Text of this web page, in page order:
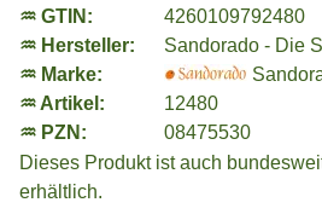
♒ GTIN:
4260109792480
♒ Hersteller:
Sandorado - Die
♒ Marke:
♒ Artikel:
12480
♒ PZN:
08475530
Dieses Produkt ist auch
erhältlich.